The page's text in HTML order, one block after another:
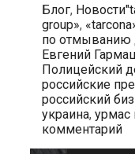
в
Рубрики
Блог, Новости
group»,
по отмыванию
Евгений
Полицейский
российские
российский
украина, урмас
комментарий